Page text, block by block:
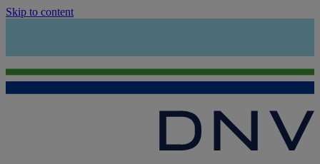
Skip to content